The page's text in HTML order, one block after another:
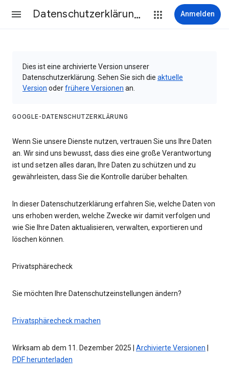
Datenschutzerklärung & Nutzungsbedingungen Anmelden
Dies ist eine archivierte Version unserer
Datenschutzerklärung. Sehen Sie sich die aktuelle
Version oderfrühere Versionen an.
GOOGLE-DATENSCHUTZERKLÄRUNG
Wenn Sie unsere Dienste nutzen, vertrauen Sie uns Ihre Daten
an. Wir sind uns bewusst, dass dies eine große Verantwortung
ist und setzen alles daran, Ihre Daten zu schützen und zu
gewährleisten, dass Sie die Kontrolle darüber behalten.
In dieser Datenschutzerklärung erfahren Sie, welche Daten von
uns erhoben werden, welche Zwecke wir damit verfolgen und
wie Sie Ihre Daten aktualisieren, verwalten, exportieren und
löschen können.
Privatsphärecheck
Sie möchten Ihre Datenschutzeinstellungen ändern?
Privatsphärecheck machen
Wirksam ab dem 11. Dezember 2025 | Archivierte Versionen
PDF herunterladen